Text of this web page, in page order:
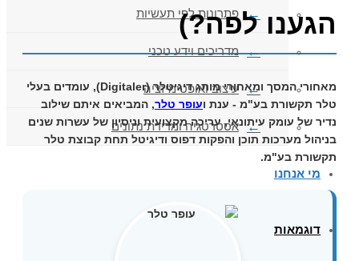
פתרונות לפי תעשיות
מדריכים וידע טכני
עיצוב ואופטימיזציה
אסטרטגיה ומדידת נתונים
מי אנחנו
דוגמאות
הגענו לפה?)
מאחורי המסך ומאחורי מותגדיגיטלר (Digitaler)
, עומדים בעלי
טלר תקשורת בע"מ - ענת ועופר טלר, המביאים איתם שילוב
נדיר של עומק עיתונאי, עריכה מקצועית וניסיון של עשרות שנים
בניהול מערכות תוכן והפקות דפוס ודיגיטל תחת קבוצת טלר
תקשורת בע"מ.